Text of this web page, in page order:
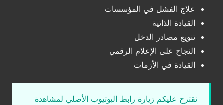
علاج الفشل في المؤسسات
القيادة الذاتية
تنويع مصادر الدخل
النجاح على الإعلام الرقمي
القيادة في الأزمات
نقترح عليكم زيارة رابط اليوتيوب الأصلي لمشاهدة